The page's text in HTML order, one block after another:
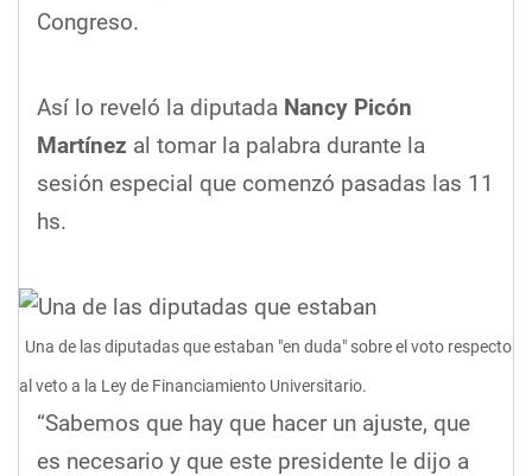
Congreso.
Así lo reveló la diputada Nancy Picón
Martínez al tomar la palabra durante la
sesión especial que comenzó pasadas las 11
hs.
Una de las diputadas que estaban "en duda" sobre el voto respecto
al veto a la Ley de Financiamiento Universitario.
“Sabemos que hay que hacer un ajuste, que
es necesario y que este presidente le dijo a